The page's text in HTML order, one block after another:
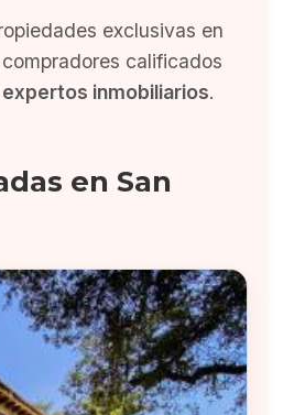
exclusivas en
calificados
inmobiliarios.
en San